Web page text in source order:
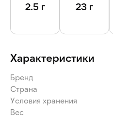
2.5 г 23 г
Характеристики
Бренд
Страна
Условия хранения
Вес